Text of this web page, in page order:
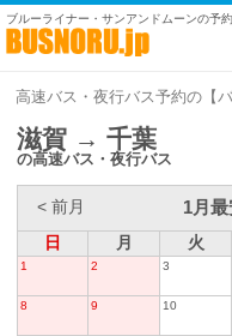
ブルーライナー・サンアンドムーンの予
高速バス・夜行バス予約の【バ
滋賀 → 千葉
の高速バス・夜行バス
< 前月 1月
日
月 火
1 2 3
8 9 10